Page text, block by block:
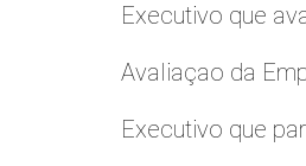
Executivo que
Avaliaçao da
Executivo que